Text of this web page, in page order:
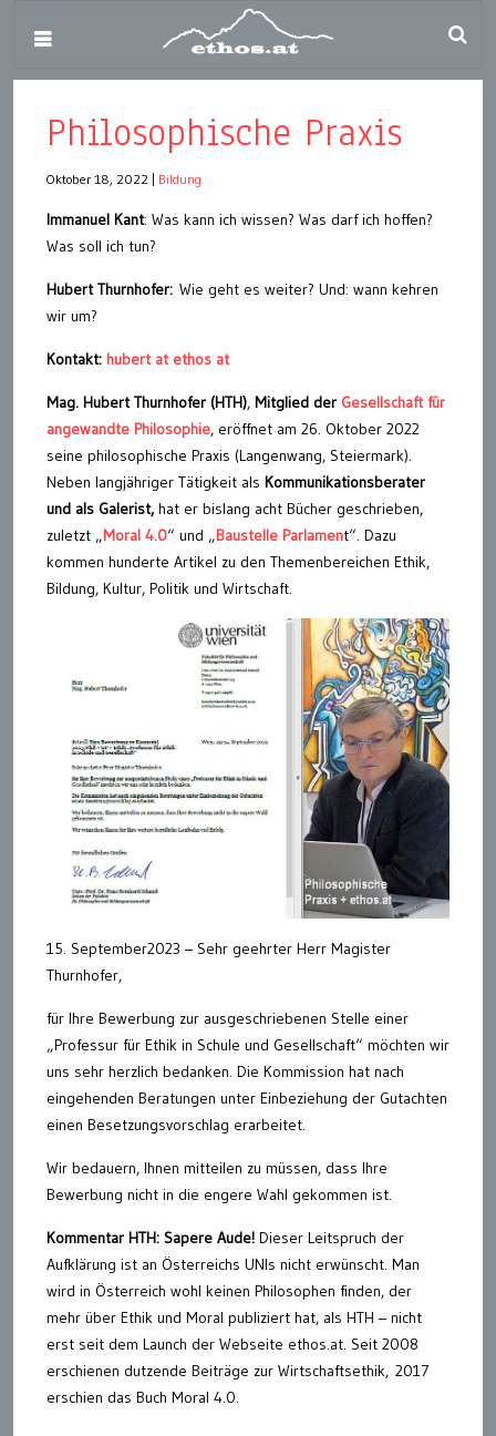
Philosophische Praxis
Oktober 18, 2022 Bildung
Immanuel Kant: Was kann ich wissen? Was darf ich hoffen?
Was soll ich tun?
Hubert Thurnhofer: Wie geht es weiter? Und: wann kehren
wir um?
Kontakt: hubert at ethos at
Mag. Hubert Thurnhofer (HTH), Mitglied der Gesellschaft für
angewandte Philosophie, eröffnet am 26. Oktober 2022
seine philosophische Praxis (Langenwang, Steiermark).
Neben langjähriger Tätigkeit als Kommunikationsberater
und als Galerist,hat er bislang acht Bücher geschrieben,
zuletzt „Moral 4.0“ und „Baustelle Parlament“. Dazu
kommen hunderte Artikel zu den Themenbereichen Ethik,
Bildung, Kultur, Politik und Wirtschaft.
15. September2023 – Sehr geehrter Herr Magister
Thurnhofer,
für Ihre Bewerbung zur ausgeschriebenen Stelle einer
„Professur für Ethik in Schule und Gesellschaft“ möchten wir
uns sehr herzlich bedanken. Die Kommission hat nach
eingehenden Beratungen unter Einbeziehung der Gutachten
einen Besetzungsvorschlag erarbeitet.
Wir bedauern, Ihnen mitteilen zu müssen, dass Ihre
Bewerbung nicht in die engere Wahl gekommen ist.
Kommentar HTH: Sapere Aude! Dieser Leitspruch der
Aufklärung ist an Österreichs UNIs nicht erwünscht. Man
wird in Österreich wohl keinen Philosophen finden, der
mehr über Ethik und Moral publiziert hat, als HTH – nicht
erst seit dem Launch der Webseite ethos.at. Seit 2008
erschienen dutzende Beiträge zur Wirtschaftsethik, 2017
erschien das Buch Moral 4.0.